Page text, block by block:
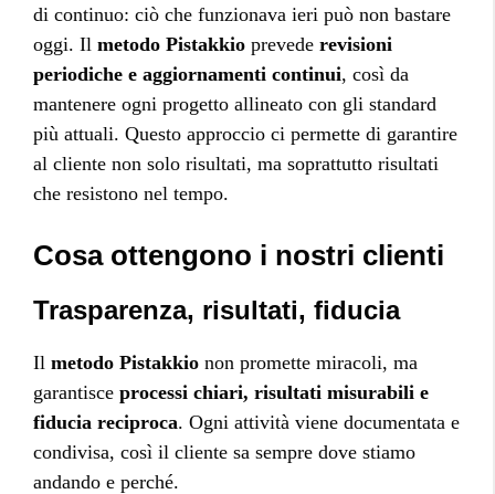
di continuo: ciò che funzionava ieri può non bastare
oggi. Il metodo Pistakkio prevede revisioni
periodiche e aggiornamenti continui, così da
mantenere ogni progetto allineato con gli standard
più attuali. Questo approccio ci permette di garantire
al cliente non solo risultati, ma soprattutto risultati
che resistono nel tempo.
Cosa ottengono i nostri clienti
Trasparenza, risultati, fiducia
Il metodo Pistakkio non promette miracoli, ma
garantisce processi chiari, risultati misurabili e
fiducia reciproca. Ogni attività viene documentata e
condivisa, così il cliente sa sempre dove stiamo
andando e perché.